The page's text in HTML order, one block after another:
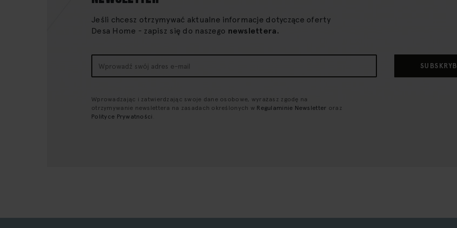
Jeśli chcesz otrzymywać aktualne informacje dotyczące oferty
Desa Home - zapisz się do naszego newslettera.
nasz
Wprowadzając i zatwierdzając swoje dane osobowe, wyrażasz zgodę na
otrzymywanie newslettera na zasadach określonych w Regulaminie Newsletter oraz
Polityce Prywatności